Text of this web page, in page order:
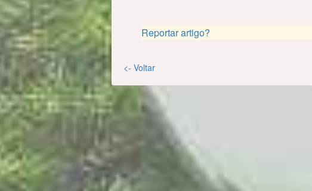
Reportar artigo?
<- Voltar